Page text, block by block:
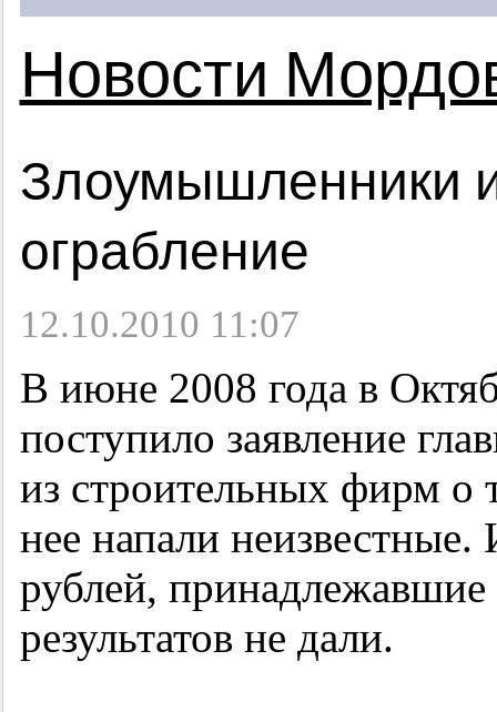
Новости
Злоумышленники
ограбление
12.10.2010 11:07
В июне 2008 года в
поступило заявление
из строительных фирм
нее напали
рублей,
результатов не дали.